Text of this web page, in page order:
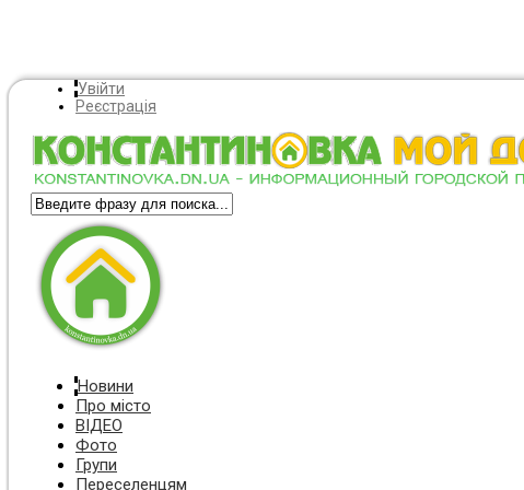
Увійти
Реєстрація
Новини
Про місто
ВІДЕО
Фото
Групи
Переселенцям